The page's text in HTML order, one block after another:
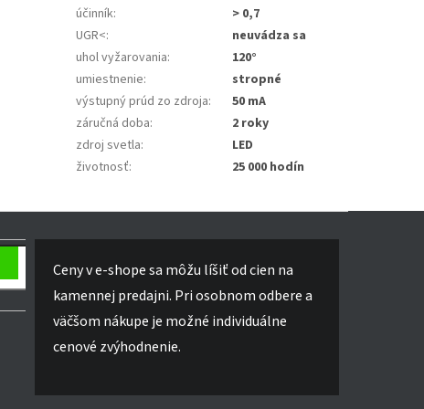
účinník:
> 0,7
UGR<:
neuvádza sa
uhol vyžarovania:
120°
umiestnenie:
stropné
výstupný prúd zo zdroja:
50 mA
záručná doba:
2 roky
zdroj svetla:
LED
životnosť: 25 000 hodín
Ceny v e-shope sa môžu líšiť od cien na
kamennej predajni. Pri osobnom odbere a
väčšom nákupe je možné individuálne
cenové zvýhodnenie.